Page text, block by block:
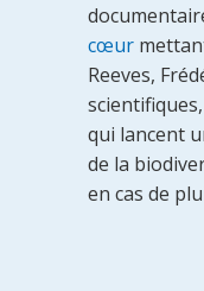
cœur
Reeves,
qui lancent
de la
en cas de